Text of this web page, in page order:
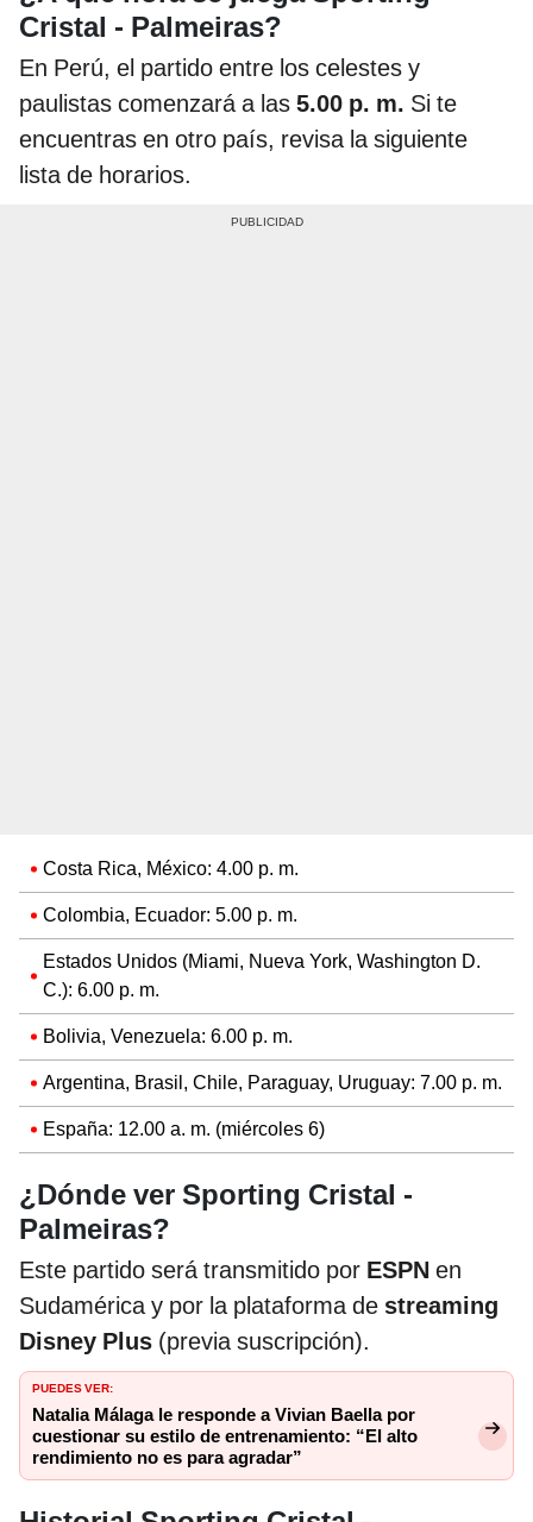
Cristal - Palmeiras?
En Perú, el partido entre los celestes y
paulistas comenzará a las 5.00 p. m. Si te
encuentras en otro país, revisa la siguiente
lista de horarios.
Costa Rica, México: 4.00 p. m.
Colombia, Ecuador: 5.00 p. m.
Estados Unidos (Miami, Nueva York, Washington D.
C.): 6.00 p. m.
Bolivia, Venezuela: 6.00 p. m.
Argentina, Brasil, Chile, Paraguay, Uruguay: 7.00 p. m.
España: 12.00 a. m. (miércoles 6)
¿Dónde ver Sporting Cristal -
Palmeiras?
Este partido será transmitido por ESPN en
Sudamérica y por la plataforma de streaming
Disney Plus (previa suscripción).
PUEDES VER:
Natalia Málaga le responde a Vivian Baella por
cuestionar su estilo de entrenamiento: “El alto
rendimiento no es para agradar”